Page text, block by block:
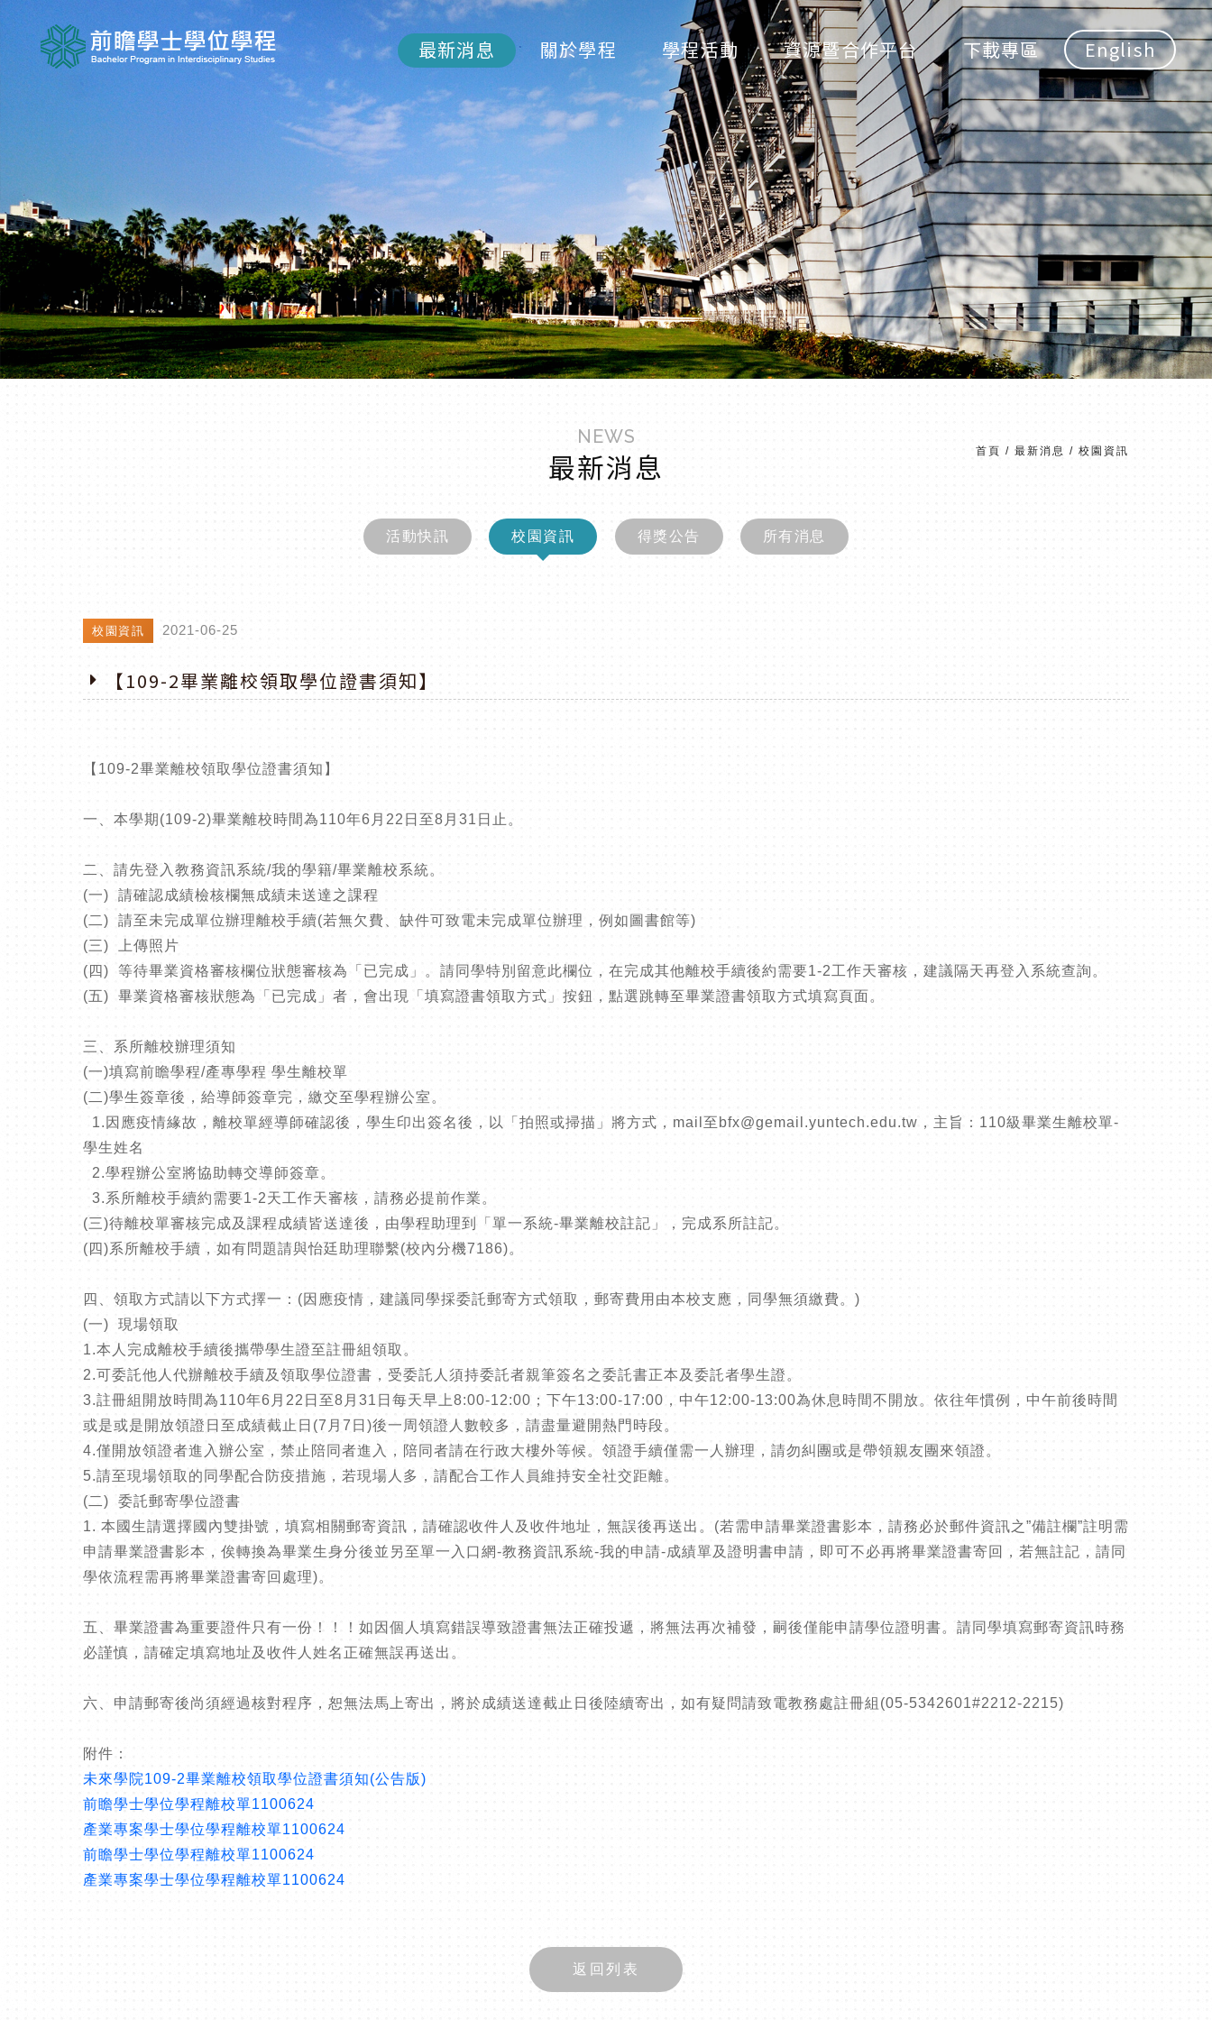
最新消息 關於學程 學程活動 資源暨合作平台 下載專區 English
NEWS
最新消息
活動快訊 校園資訊 得獎公告 所有消息
校園資訊 2021-06-25
【109-2畢業離校領取學位證書須知】
【109-2畢業離校領取學位證書須知】
一、本學期(109-2)畢業離校時間為110年6月22日至8月31日止。
二、請先登入教務資訊系統/我的學籍/畢業離校系統。
(一) 請確認成績檢核欄無成績未送達之課程
(二) 請至未完成單位辦理離校手續(若無欠費、缺件可致電未完成單位辦理，例如圖書館等)
(三) 上傳照片
(四) 等待畢業資格審核欄位狀態審核為「已完成」。請同學特別留意此欄位，在完成其他離校手續後約需要1-2工作天審核，建議隔天再登入系統查詢。
(五) 畢業資格審核狀態為「已完成」者，會出現「填寫證書領取方式」按鈕，點選跳轉至畢業證書領取方式填寫頁面。
三、系所離校辦理須知
(一)填寫前瞻學程/產專學程 學生離校單
(二)學生簽章後，給導師簽章完，繳交至學程辦公室。
1.因應疫情緣故，離校單經導師確認後，學生印出簽名後，以「拍照或掃描」將方式，mail至bfx@gemail.yuntech.edu.tw，主旨：110級畢業生離校單-
學生姓名
2.學程辦公室將協助轉交導師簽章。
3.系所離校手續約需要1-2天工作天審核，請務必提前作業。
(三)待離校單審核完成及課程成績皆送達後，由學程助理到「單一系統-畢業離校註記」，完成系所註記。
(四)系所離校手續，如有問題請與怡廷助理聯繫(校內分機7186)。
四、領取方式請以下方式擇一：(因應疫情，建議同學採委託郵寄方式領取，郵寄費用由本校支應，同學無須繳費。)
(一) 現場領取
1.本人完成離校手續後攜帶學生證至註冊組領取。
2.可委託他人代辦離校手續及領取學位證書，受委託人須持委託者親筆簽名之委託書正本及委託者學生證。
3.註冊組開放時間為110年6月22日至8月31日每天早上8:00-12:00；下午13:00-17:00，中午12:00-13:00為休息時間不開放。依往年慣例，中午前後時間
或是或是開放領證日至成績截止日(7月7日)後一周領證人數較多，請盡量避開熱門時段。
4.僅開放領證者進入辦公室，禁止陪同者進入，陪同者請在行政大樓外等候。領證手續僅需一人辦理，請勿糾團或是帶領親友團來領證。
5.請至現場領取的同學配合防疫措施，若現場人多，請配合工作人員維持安全社交距離。
(二) 委託郵寄學位證書
1. 本國生請選擇國內雙掛號，填寫相關郵寄資訊，請確認收件人及收件地址，無誤後再送出。(若需申請畢業證書影本，請務必於郵件資訊之”備註欄”註明需
申請畢業證書影本，俟轉換為畢業生身分後並另至單一入口網-教務資訊系統-我的申請-成績單及證明書申請，即可不必再將畢業證書寄回，若無註記，請同
學依流程需再將畢業證書寄回處理)。
五、畢業證書為重要證件只有一份！！！如因個人填寫錯誤導致證書無法正確投遞，將無法再次補發，嗣後僅能申請學位證明書。請同學填寫郵寄資訊時務
必謹慎，請確定填寫地址及收件人姓名正確無誤再送出。
六、申請郵寄後尚須經過核對程序，恕無法馬上寄出，將於成績送達截止日後陸續寄出，如有疑問請致電教務處註冊組(05-5342601#2212-2215)
附件：
未來學院109-2畢業離校領取學位證書須知(公告版)
前瞻學士學位學程離校單1100624
產業專案學士學位學程離校單1100624
前瞻學士學位學程離校單1100624
產業專案學士學位學程離校單1100624
返回列表
首頁 / 最新消息 / 校園資訊